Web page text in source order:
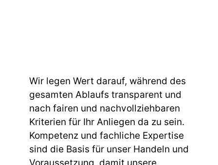
Wir legen Wert darauf, während des
gesamten Ablaufs transparent und
nach fairen und nachvollziehbaren
Kriterien für Ihr Anliegen da zu sein.
Kompetenz und fachliche Expertise
sind die Basis für unser Handeln und
Voraussetzung, damit unsere